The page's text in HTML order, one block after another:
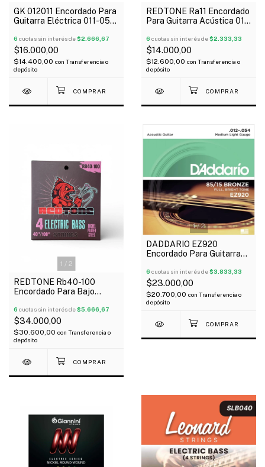
GK 012011 Encordado Para
Guitarra Eléctrica 011-050
6 cuotas sin interés de$2.666,67
$16.000,00
$14.400,00 con Transferencia o
depósito
REDTONE Ra11 Encordado
Para Guitarra Acústica 011-
6 cuotas sin interés de$2.333,33
$14.000,00
$12.600,00 con Transferencia o
depósito
1 / 2
REDTONE Rb40-100
Encordado Para Bajo
100
6 cuotas sin interés de$5.666,67
$34.000,00
$30.600,00 con Transferencia o
depósito
1/2
DADDARIO EZ920
Encordado Para Guitarra
85/15
6 cuotas sin interés de$3.833,33
$23.000,00
$20.700,00 con Transferencia o
depósito